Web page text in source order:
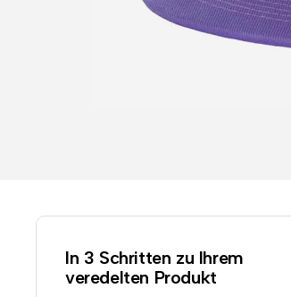
In 3 Schritten zu Ihrem
veredelten Produkt